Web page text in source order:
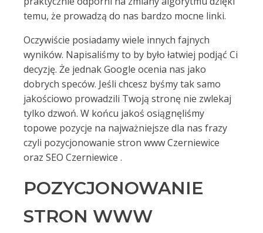
temu, że prowadzą do nas bardzo mocne linki.
Oczywiście posiadamy wiele innych fajnych
wyników. Napisaliśmy to by było łatwiej podjąć Ci
decyzję. Że jednak Google ocenia nas jako
dobrych speców. Jeśli chcesz byśmy tak samo
jakościowo prowadzili Twoją stronę nie zwlekaj
tylko dzwoń. W końcu jakoś osiągnęliśmy
topowe pozycje na najważniejsze dla nas frazy
czyli pozycjonowanie stron www Czerniewice
oraz SEO Czerniewice .
POZYCJONOWANIE
STRON WWW